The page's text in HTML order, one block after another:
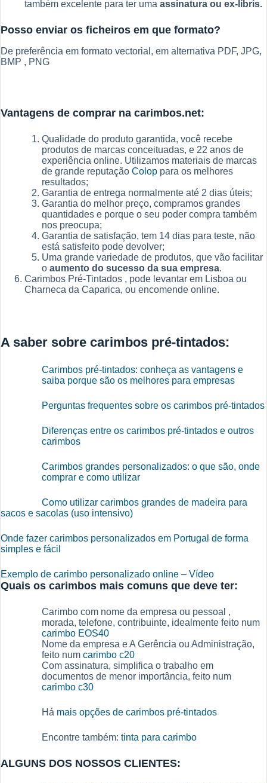
também excelente para ter uma assinatura ou ex-líbris.
Posso enviar os ficheiros em que formato?
De preferência em formato vectorial, em alternativa PDF, JPG,
BMP , PNG
Vantagens de comprar na carimbos.net:
Qualidade do produto garantida, você recebe
produtos de marcas conceituadas, e 22 anos de
experiência online. Utilizamos materiais de marcas
de grande reputação Colop para os melhores
resultados;
Garantia de entrega normalmente até 2 dias úteis;
Garantia do melhor preço, compramos grandes
quantidades e porque o seu poder compra também
nos preocupa;
Garantia de satisfação, tem 14 dias para teste, não
está satisfeito pode devolver;
Uma grande variedade de produtos, que vão facilitar
o aumento do sucesso da sua empresa.
Carimbos Pré-Tintados , pode levantar em Lisboa ou
Charneca da Caparica, ou encomende online.
A saber sobre carimbos pré-tintados:
Carimbos pré-tintados: conheça as vantagens e
saiba porque são os melhores para empresas
Perguntas frequentes sobre os carimbos pré-tintados
Diferenças entre os carimbos pré-tintados e outros
carimbos
Carimbos grandes personalizados: o que são, onde
comprar e como utilizar
Como utilizar carimbos grandes de madeira para
sacos e sacolas (uso intensivo)
Onde fazer carimbos personalizados em Portugal de forma
simples e fácil
Exemplo de carimbo personalizado online – Vídeo
Quais os carimbos mais comuns que deve ter:
Carimbo com nome da empresa ou pessoal ,
morada, telefone, contribuinte, idealmente feito num
carimbo EOS40
Nome da empresa e A Gerência ou Administração,
feito num carimbo c20
Com assinatura, simplifica o trabalho em
documentos de menor importância, feito num
carimbo c30
Há mais opções de carimbos pré-tintados
Encontre também: tinta para carimbo
ALGUNS DOS NOSSOS CLIENTES: